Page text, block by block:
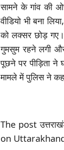
सामने के गांव की
वीडियो भी बना
को लक्सर छोड़ गए।
गुमसुम रहने लगी
पूछने पर पीड़िता ने
मामले में पुलिस ने
The post
on